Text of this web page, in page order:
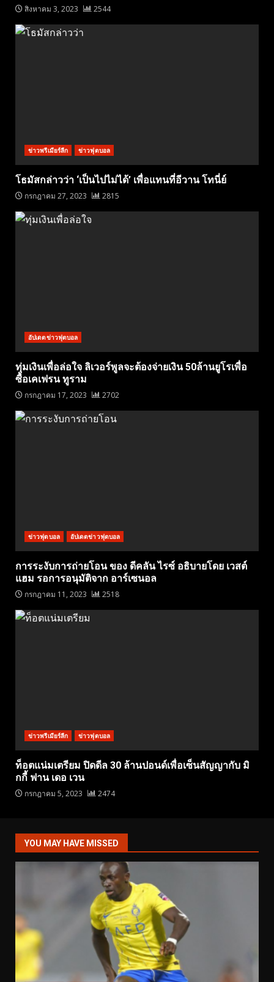
สิงหาคม 3, 2023 2544
ข่าวพรีเมียร์ลีก ข่าวฟุตบอล
โธมัสกล่าวว่า ‘เป็นไปไม่ได้’ เพื่อแทนที่อีวาน โทนี่ย์
กรกฎาคม 27, 2023 2815
อัปเดตข่าวฟุตบอล
ทุ่มเงินเพื่อล่อใจ ลิเวอร์พูลจะต้องจ่ายเงิน 50ล้านยูโรเพื่อ
ซื้อเคเฟรน ทูราม
กรกฎาคม 17, 2023 2702
ข่าวฟุตบอล อัปเดตข่าวฟุตบอล
การระงับการถ่ายโอน ของ ดีคลัน ไรซ์ อธิบายโดย เวสต์
แฮม รอการอนุมัติจาก อาร์เซนอล
กรกฎาคม 11, 2023 2518
ข่าวพรีเมียร์ลีก ข่าวฟุตบอล
ท็อตแน่มเตรียม ปิดดีล 30 ล้านปอนด์เพื่อเซ็นสัญญากับ มิ
กกี้ ฟาน เดอ เวน
กรกฎาคม 5, 2023 2474
YOU MAY HAVE MISSED